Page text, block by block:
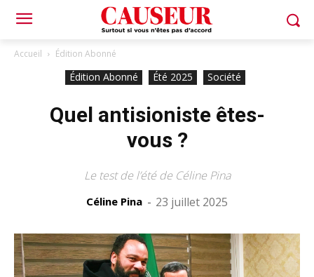
Accueil Édition Abonné
Édition Abonné Été 2025 Société
Quel antisioniste êtes-
vous ?
Le test de l’été de Céline Pina
Céline Pina - 23 juillet 2025